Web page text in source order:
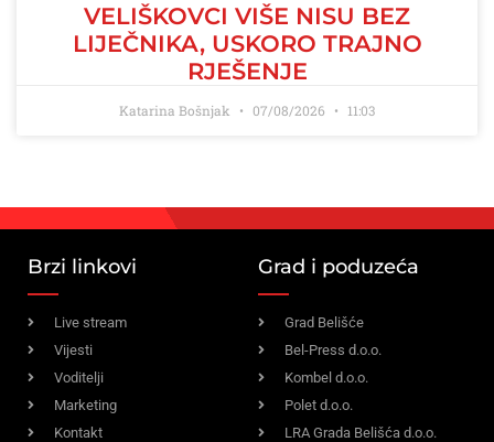
VELIŠKOVCI VIŠE NISU BEZ
LIJEČNIKA, USKORO TRAJNO
RJEŠENJE
Katarina Bošnjak 07/08/2026 11:03
Brzi linkovi
Live stream
Vijesti
Voditelji
Marketing
Kontakt
Grad i poduzeća
Grad Belišće
Bel-Press d.o.o.
Kombel d.o.o.
Polet d.o.o.
LRA Grada Belišća d.o.o.